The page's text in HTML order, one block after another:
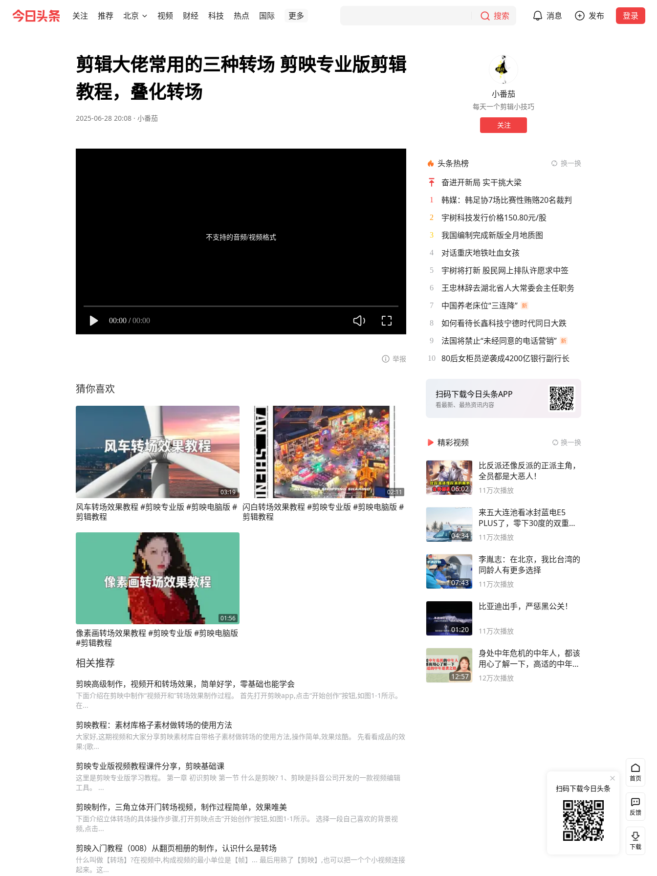
关注 推荐 北京 视频 财经 科技 热点 国际 更多 搜索 消息 发布 登录
剪辑大佬常用的三种转场 剪映专业版剪辑
教程，叠化转场
2025-06-28 20:08 · 小番茄
不支持的音频/视频格式
00:00 / 00:00
举报
猜你喜欢
03:19
风车转场效果教程 #剪映专业版 #剪映电脑版 #
剪辑教程
02:11
闪白转场效果教程 #剪映专业版 #剪映电脑版 #
剪辑教程
01:56
像素画转场效果教程 #剪映专业版 #剪映电脑版
#剪辑教程
相关推荐
剪映高级制作，视频开和转场效果，简单好学，零基础也能学会
下面介绍在剪映中制作“视频开和”转场效果制作过程。 首先打开剪映app,点击“开始创作”按钮,如图1-1所示。
在...
剪映教程：素材库格子素材做转场的使用方法
大家好,这期视频和大家分享剪映素材库自带格子素材做转场的使用方法,操作简单,效果炫酷。 先看看成品的效
果:(歌...
剪映专业版视频教程课件分享，剪映基础课
这里是剪映专业版学习教程。 第一章 初识剪映 第一节 什么是剪映? 1、剪映是抖音公司开发的一款视频编辑
工具。 ...
剪映制作，三角立体开门转场视频，制作过程简单，效果唯美
下面介绍立体转场的具体操作步骤,打开剪映点击“开始创作”按钮,如图1-1所示。 选择一段自己喜欢的背景视
频,点击...
剪映入门教程（008）从翻页相册的制作，认识什么是转场
什么叫做【转场】?在视频中,构成视频的最小单位是【帧】... 最后用熟了【剪映】,也可以把一个个小视频连接
起来。这...
小番茄
每天一个剪辑小技巧
关注
头条热榜 换一换
奋进开新局 实干挑大梁
1 韩媒：韩足协7场比赛性贿赂20名裁判
2 宇树科技发行价格150.80元/股
3 我国编制完成新版全月地质图
4 对话重庆地铁吐血女孩
5 宇树将打新 股民网上排队许愿求中签
6 王忠林辞去湖北省人大常委会主任职务
7 中国养老床位“三连降”
8 如何看待长鑫科技宁德时代同日大跌
9 法国将禁止“未经同意的电话营销”
10 80后女柜员逆袭成4200亿银行副行长
扫码下载今日头条APP
看最新、最热资讯内容
精彩视频 换一换
06:02
比反派还像反派的正派主角，
全员都是大恶人！
11万次播放
04:34
来五大连池看冰封蓝电E5
PLUS了，零下30度的双重冰
封40小时全录
11万次播放
07:43
李胤志：在北京，我比台湾的
同龄人有更多选择
11万次播放
01:20
比亚迪出手，严惩黑公关！
11万次播放
12:57
身处中年危机的中年人，都该
用心了解一下，高适的中年逆
袭之路
12万次播放
首页
反馈
下载
扫码下载今日头条